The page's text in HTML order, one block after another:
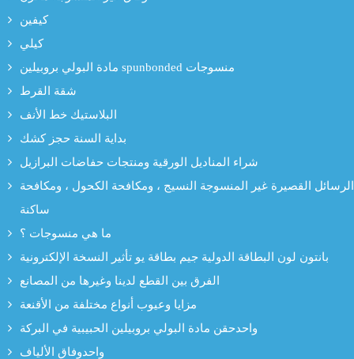
كيفين
كيلي
مادة البولي بروبيلين spunbonded منسوجات
شقة القرط
البلاستيك خط الأنف
بداية السنة حجز كشك
شراء المناديل الورقية ومنتجات حفاضات البرازيل
الرسائل القصيرة غير المنسوجة النسيج ، ومكافحة الكحول ، ومكافحة
ساكنة
ما هي منسوجات ؟
بانتون لون البطاقة الدولية جيم بطاقة يو تأثير النسخة الإلكترونية
الفرق بين القطع لدينا وغيرها من المصانع
مزايا وعيوب أنواع مختلفة من الأقنعة
واحدحقن مادة البولي بروبيلين الحبيبية في البركة
واحدوفاق الألياف